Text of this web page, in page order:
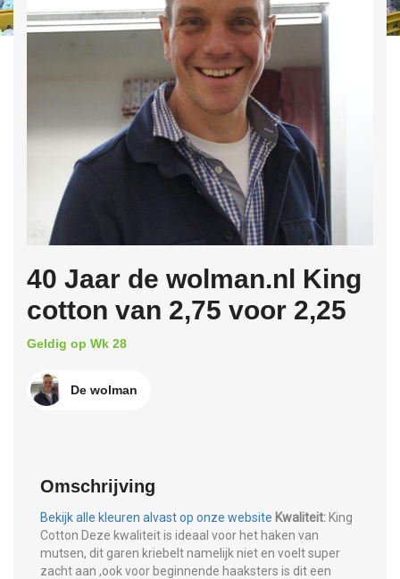
40 Jaar de wolman.nl King
cotton van 2,75 voor 2,25
Geldig op Wk 28
De wolman
Omschrijving
Bekijk alle kleuren alvast op onze website Kwaliteit: King
Cotton Deze kwaliteit is ideaal voor het haken van
mutsen, dit garen kriebelt namelijk niet en voelt super
zacht aan ,ook voor beginnende haaksters is dit een